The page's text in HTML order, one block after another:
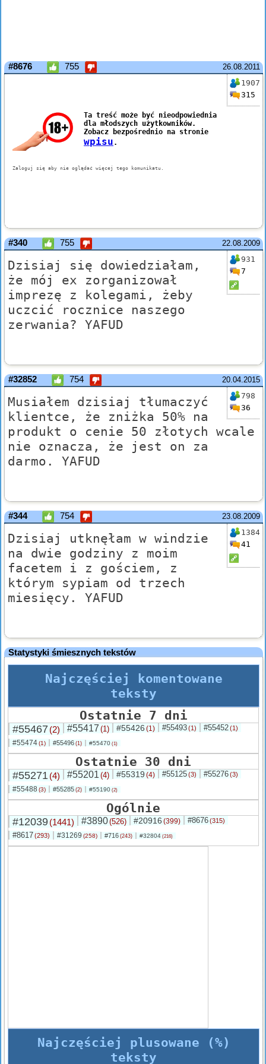
26.08.2011
#8676 755
1907
315
22.08.2009
#340 755
931
7
Dzisiaj się dowiedziałam,
że mój ex zorganizował
imprezę z kolegami, żeby
uczcić rocznice naszego
zerwania? YAFUD
20.04.2015
#32852 754
798
36
Musiałem dzisiaj tłumaczyć
klientce, że zniżka 50% na
produkt o cenie 50 złotych wcale
nie oznacza, że jest on za
darmo. YAFUD
23.08.2009
#344 754
1384
41
Dzisiaj utknęłam w windzie
na dwie godziny z moim
facetem i z gościem, z
którym sypiam od trzech
miesięcy. YAFUD
Statystyki śmiesznych tekstów
Najczęściej komentowane
teksty
Ostatnie 7 dni
#55467 (2) #55417 (1) #55426 (1) #55493(1) #55452(1)
#55474(1) #55496 (1) #55470 (1)
Ostatnie 30 dni
#55271(4) #55201 (4) #55319 (4) #55125(3) #55276(3)
#55488 (3) #55285 (2) #55190 (2)
Ogólnie
#12039(1441) #3890(526) #20916 (399) #8676(315)
#8617(293) #31269 (258) #716 (243) #32804 (216)
Najczęściej plusowane (%)
teksty